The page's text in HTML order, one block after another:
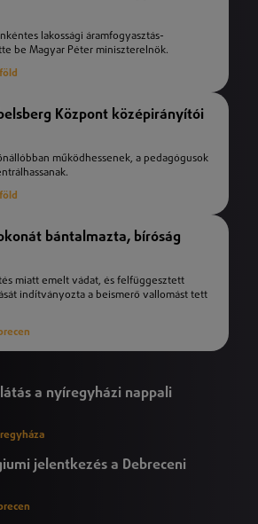
lakossági áramfogyasztás-
be Magyar Péter miniszterelnök.
Központ középirányítói
működhessenek, a pedagógusok
bántalmazta, bíróság
miatt emelt vádat, és felfüggesztett
indítványozta a beismerő vallomást tett
a nyíregyházi nappali
jelentkezés a Debreceni